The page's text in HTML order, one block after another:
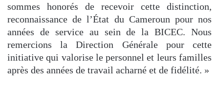
sommes honorés de recevoir cette distinction,
reconnaissance de l’État du Cameroun pour nos
années de service au sein de la BICEC. Nous
remercions la Direction Générale pour cette
initiative qui valorise le personnel et leurs familles
après des années de travail acharné et de fidélité. »